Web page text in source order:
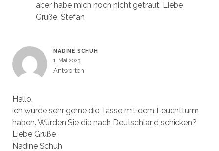
aber habe mich noch nicht getraut. Liebe
Grüße, Stefan
NADINE SCHUH
1. Mai 2023
Antworten
Hallo,
ich würde sehr gerne die Tasse mit dem Leuchtturm
haben. Würden Sie die nach Deutschland schicken?
Liebe Grüße
Nadine Schuh